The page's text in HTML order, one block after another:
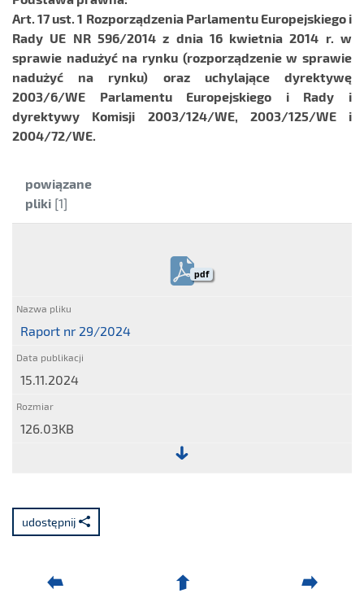
Art. 17 ust. 1 Rozporządzenia Parlamentu Europejskiego i
Rady UE NR 596/2014 z dnia 16 kwietnia 2014 r. w
sprawie nadużyć na rynku (rozporządzenie w sprawie
nadużyć na rynku) oraz uchylające dyrektywę
2003/6/WE Parlamentu Europejskiego i Rady i
dyrektywy Komisji 2003/124/WE, 2003/125/WE i
2004/72/WE.
Kategoria:
powiązane
pliki [1]
pdf
Raport nr 29/2024
15.11.2024
126.03KB
29/2024
udostępnij